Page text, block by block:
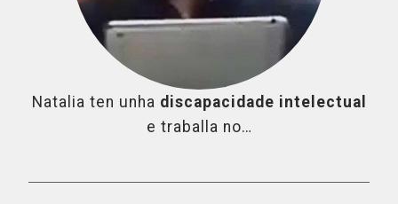
Natalia ten unha discapacidade intelectual
e traballa no…